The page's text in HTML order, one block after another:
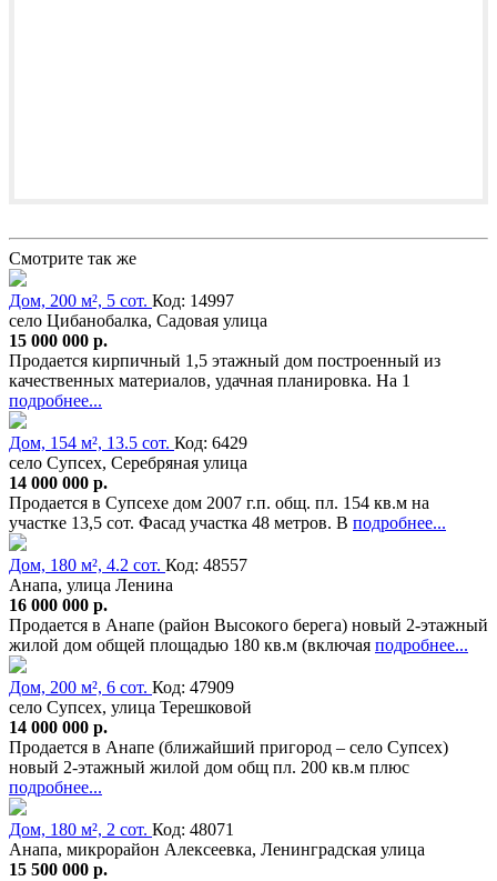
Смотрите так же
Дом, 200 м², 5 сот. Код: 14997
село Цибанобалка, Садовая улица
15 000 000 р.
Продается кирпичный 1,5 этажный дом построенный из
качественных материалов, удачная планировка. На 1
подробнее...
Дом, 154 м², 13.5 сот. Код: 6429
село Супсех, Серебряная улица
14 000 000 р.
Продается в Супсехе дом 2007 г.п. общ. пл. 154 кв.м на
участке 13,5 сот. Фасад участка 48 метров. В подробнее...
Дом, 180 м², 4.2 сот. Код: 48557
Анапа, улица Ленина
16 000 000 р.
Продается в Анапе (район Высокого берега) новый 2-этажный
жилой дом общей площадью 180 кв.м (включая подробнее...
Дом, 200 м², 6 сот. Код: 47909
село Супсех, улица Терешковой
14 000 000 р.
Продается в Анапе (ближайший пригород – село Супсех)
новый 2-этажный жилой дом общ пл. 200 кв.м плюс
подробнее...
Дом, 180 м², 2 сот. Код: 48071
Анапа, микрорайон Алексеевка, Ленинградская улица
15 500 000 р.